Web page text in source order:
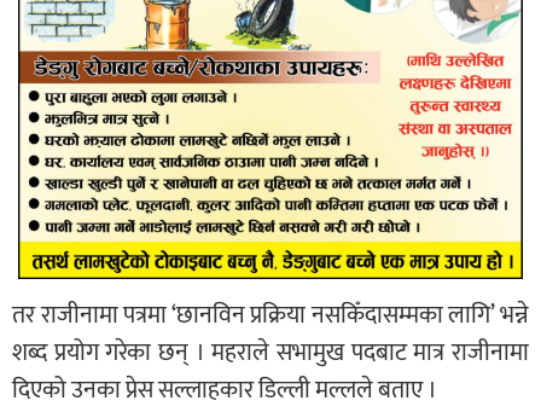
तर राजीनामा पत्रमा ‘छानविन प्रक्रिया नसकिँदासम्मका लागि’ भन्ने
शब्द प्रयोग गरेका छन् । महराले सभामुख पदबाट मात्र राजीनामा
दिएको उनका प्रेस सल्लाहकार डिल्ली मल्लले बताए ।